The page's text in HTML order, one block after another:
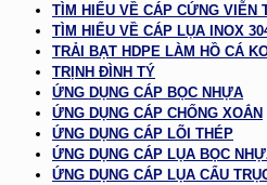
TÌM HIỂU VỀ CÁP CỨNG VIỄN
TÌM HIỂU VỀ CÁP LỤA INOX
TRẢI BẠT HDPE LÀM HỒ CÁ
TRỊNH ĐÌNH TÝ
ỨNG DỤNG CÁP BỌC NHỰA
ỨNG DỤNG CÁP CHỐNG XOẮN
ỨNG DỤNG CÁP LÕI THÉP
ỨNG DỤNG CÁP LỤA BỌC
ỨNG DỤNG CÁP LỤA CẨU